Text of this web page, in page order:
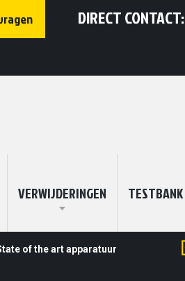
DIRECT CONTACT:
VERWIJDERINGEN TESTBANK
of the art apparatuur